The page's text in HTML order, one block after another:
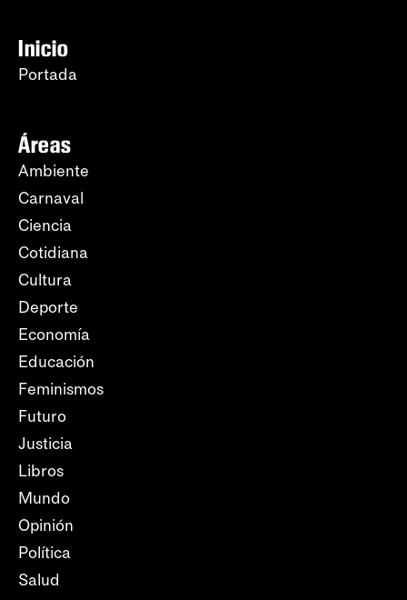
Inicio
Portada
Áreas
Ambiente
Carnaval
Ciencia
Cotidiana
Cultura
Deporte
Economía
Educación
Feminismos
Futuro
Justicia
Libros
Mundo
Opinión
Política
Salud